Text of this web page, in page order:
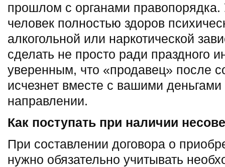
прошлом с органами правопорядка.
человек полностью здоров
алкогольной или наркотической
сделать не просто ради праздного
уверенным, что «продавец» после
исчезнет вместе с вашими
направлении.
Как поступать при наличии
При составлении договора о
нужно обязательно учитывать